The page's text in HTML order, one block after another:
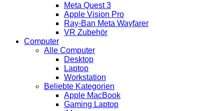
Meta Quest 3
Apple Vision Pro
Ray-Ban Meta Wayfarer
VR Zubehör
Computer
Alle Computer
Desktop
Laptop
Workstation
Beliebte Kategorien
Apple MacBook
Gaming Laptop